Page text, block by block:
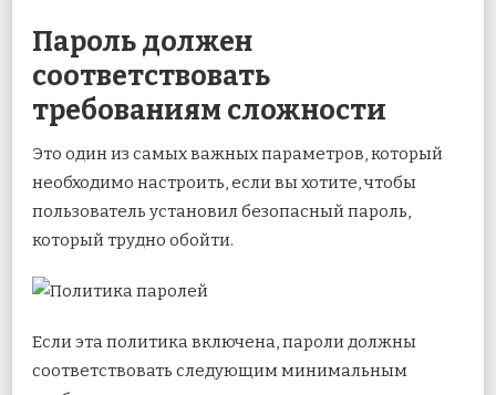
Пароль должен
соответствовать
требованиям сложности
Это один из самых важных параметров, который
необходимо настроить, если вы хотите, чтобы
пользователь установил безопасный пароль,
который трудно обойти.
Если эта политика включена, пароли должны
соответствовать следующим минимальным